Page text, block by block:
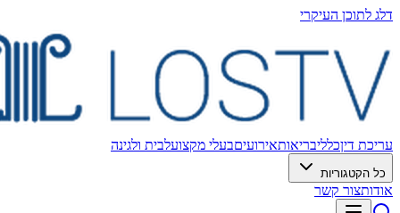
לתוכן העיקרי
דיןכלליבריאותאירועיםבעלי מקצועלבית ולגינה
הקטגוריות
צור קשר